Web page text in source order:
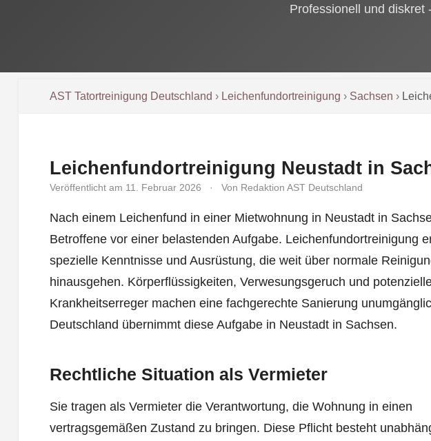
Professionell und diskret
AST Tatortreinigung Deutschland › Leichenfundortreinigung › Sachsen ›
Leichenfundortreinigung Neustadt in
Veröffentlicht am 11. Februar 2026 · Von Redaktion AST Deutschland
Nach einem Leichenfund in einer Mietwohnung in Neustadt in
Betroffene vor einer belastenden Aufgabe. Leichenfundortreinigung
spezielle Kenntnisse und Ausrüstung, die weit über normale
hinausgehen. Körperflüssigkeiten, Verwesungsgeruch und
Krankheitserreger machen eine fachgerechte Sanierung
Deutschland übernimmt diese Aufgabe in Neustadt in Sachsen.
Rechtliche Situation als Vermieter
Sie tragen als Vermieter die Verantwortung, die Wohnung in einen
vertragsgemäßen Zustand zu bringen. Diese Pflicht besteht